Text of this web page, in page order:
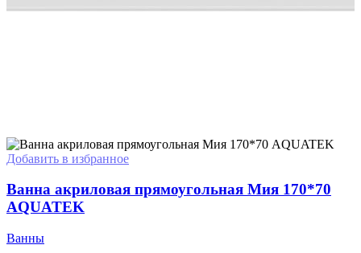
Добавить в избранное
Ванна акриловая прямоугольная Мия 170*70
AQUATEK
Ванны